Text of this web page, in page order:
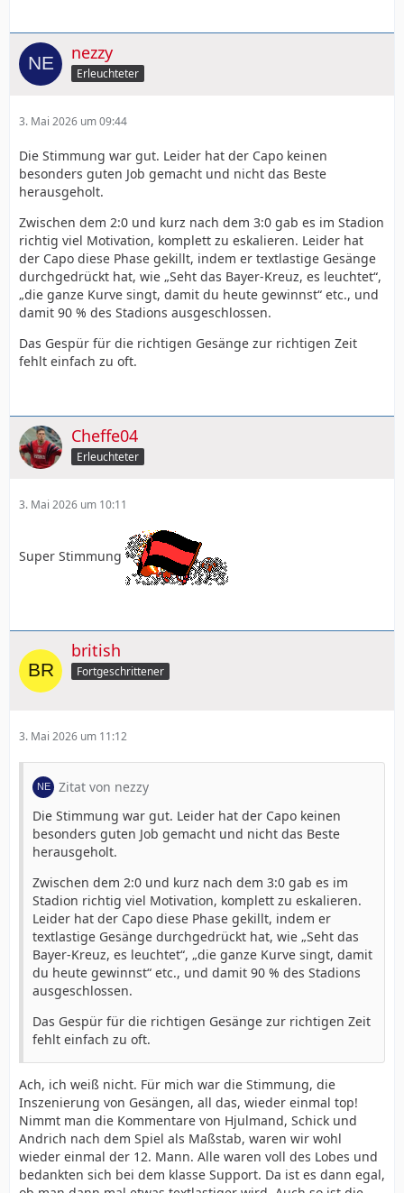
nezzy
Erleuchteter
3. Mai 2026 um 09:44
Die Stimmung war gut. Leider hat der Capo keinen
besonders guten Job gemacht und nicht das Beste
herausgeholt.
Zwischen dem 2:0 und kurz nach dem 3:0 gab es im Stadion
richtig viel Motivation, komplett zu eskalieren. Leider hat
der Capo diese Phase gekillt, indem er textlastige Gesänge
durchgedrückt hat, wie „Seht das Bayer-Kreuz, es leuchtet“,
„die ganze Kurve singt, damit du heute gewinnst“ etc., und
damit 90 % des Stadions ausgeschlossen.
Das Gespür für die richtigen Gesänge zur richtigen Zeit
fehlt einfach zu oft.
Cheffe04
Erleuchteter
3. Mai 2026 um 10:11
Super Stimmung
british
Fortgeschrittener
3. Mai 2026 um 11:12
Zitat von nezzy
Die Stimmung war gut. Leider hat der Capo keinen
besonders guten Job gemacht und nicht das Beste
herausgeholt.
Zwischen dem 2:0 und kurz nach dem 3:0 gab es im
Stadion richtig viel Motivation, komplett zu eskalieren.
Leider hat der Capo diese Phase gekillt, indem er
textlastige Gesänge durchgedrückt hat, wie „Seht das
Bayer-Kreuz, es leuchtet“, „die ganze Kurve singt, damit
du heute gewinnst“ etc., und damit 90 % des Stadions
ausgeschlossen.
Das Gespür für die richtigen Gesänge zur richtigen Zeit
fehlt einfach zu oft.
Ach, ich weiß nicht. Für mich war die Stimmung, die
Inszenierung von Gesängen, all das, wieder einmal top!
Nimmt man die Kommentare von Hjulmand, Schick und
Andrich nach dem Spiel als Maßstab, waren wir wohl
wieder einmal der 12. Mann. Alle waren voll des Lobes und
bedankten sich bei dem klasse Support. Da ist es dann egal,